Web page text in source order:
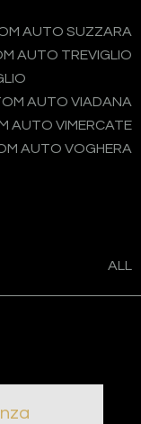
AUTO SUZZARA
AUTO TREVIGLIO
AUTO VIADANA
AUTO VIMERCATE
AUTO VOGHERA
ALL